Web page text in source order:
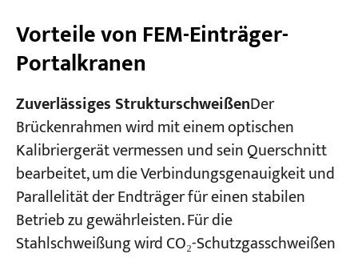
Vorteile von FEM-Einträger-
Portalkranen
Zuverlässiges StrukturschweißenDer
Brückenrahmen wird mit einem optischen
Kalibriergerät vermessen und sein Querschnitt
bearbeitet, um die Verbindungsgenauigkeit und
Parallelität der Endträger für einen stabilen
Betrieb zu gewährleisten. Für die
Stahlschweißung wird CO₂-Schutzgasschweißen